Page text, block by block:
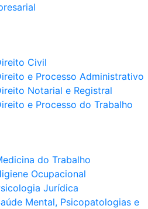
Civil
e Processo Administrativo
Notarial e Registral
e Processo do Trabalho
do Trabalho
Ocupacional
Jurídica
Mental, Psicopatologias e